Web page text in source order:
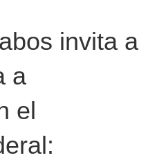
invita a
a
el